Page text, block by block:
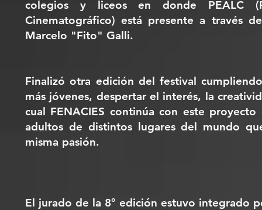
colegios y liceos en donde PEALC
Cinematográfico) está presente a través
Marcelo "Fito" Galli.
Finalizó otra edición del festival
más jóvenes, despertar el interés, la
cual FENACIES continúa con este
adultos de distintos lugares del mundo
misma pasión.
El jurado de la 8° edición estuvo integrado